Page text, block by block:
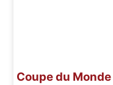
Coupe du